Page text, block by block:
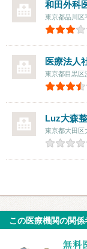
和田外科
東京都品川区
医療法人
東京都目黒区
Luz大森
東京都大田区
この医療機関の関係